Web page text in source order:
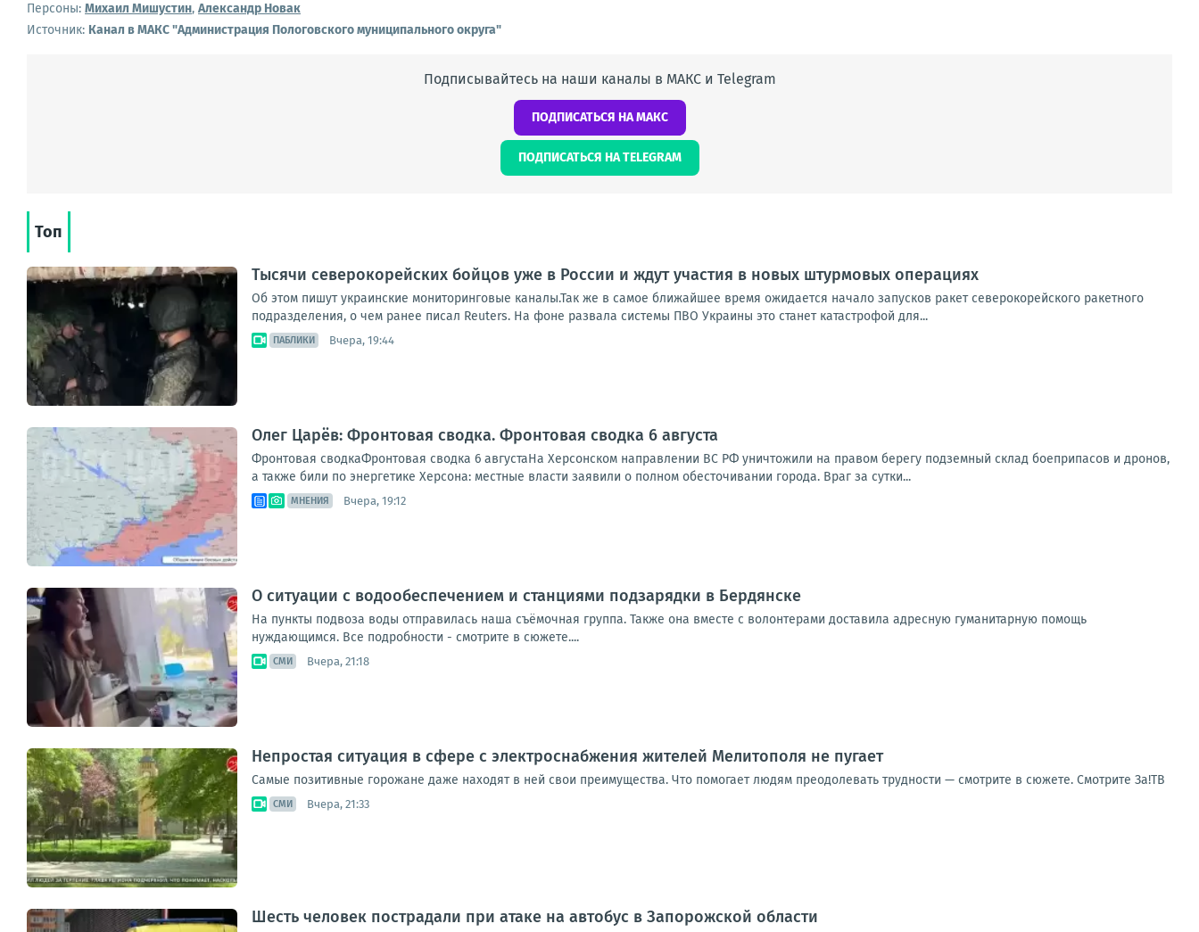
Персоны: Михаил Мишустин, Александр Новак
Источник: Канал в МАКС "Администрация Пологовского муниципального округа"
Подписывайтесь на наши каналы в МАКС и Telegram
ПОДПИСАТЬСЯ НА МАКС
ПОДПИСАТЬСЯ НА TELEGRAM
Топ
Тысячи северокорейских бойцов уже в России и ждут участия в новых штурмовых операциях
Об этом пишут украинские мониторинговые каналы.Так же в самое ближайшее время ожидается начало запусков ракет северокорейского ракетного
подразделения, о чем ранее писал Reuters. На фоне развала системы ПВО Украины это станет катастрофой для...
ПАБЛИКИ Вчера, 19:44
Олег Царёв: Фронтовая сводка. Фронтовая сводка 6 августа
Фронтовая сводкаФронтовая сводка 6 августаНа Херсонском направлении ВС РФ уничтожили на правом берегу подземный склад боеприпасов и дронов,
а также били по энергетике Херсона: местные власти заявили о полном обесточивании города. Враг за сутки...
МНЕНИЯ Вчера, 19:12
О ситуации с водообеспечением и станциями подзарядки в Бердянске
На пункты подвоза воды отправилась наша съёмочная группа. Также она вместе с волонтерами доставила адресную гуманитарную помощь
нуждающимся. Все подробности - смотрите в сюжете....
СМИ Вчера, 21:18
Непростая ситуация в сфере с электроснабжения жителей Мелитополя не пугает
Самые позитивные горожане даже находят в ней свои преимущества. Что помогает людям преодолевать трудности — смотрите в сюжете. Смотрите За!ТВ
СМИ Вчера, 21:33
Шесть человек пострадали при атаке на автобус в Запорожской области